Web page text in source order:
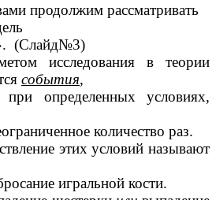
продолжим рассматривать
(Слайд№3)
в теории
события,
определенных условиях,
количество раз.
этих условий называют
игральной кости.